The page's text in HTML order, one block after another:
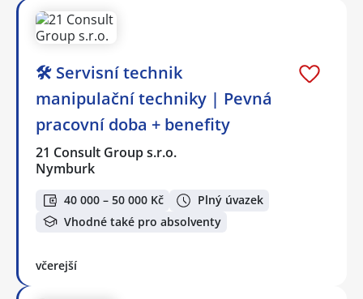
🛠️ Servisní technik
manipulační techniky | Pevná
pracovní doba + benefity
21 Consult Group s.r.o.
Nymburk
40 000 – 50 000 Kč
Plný úvazek
Vhodné také pro absolventy
včerejší